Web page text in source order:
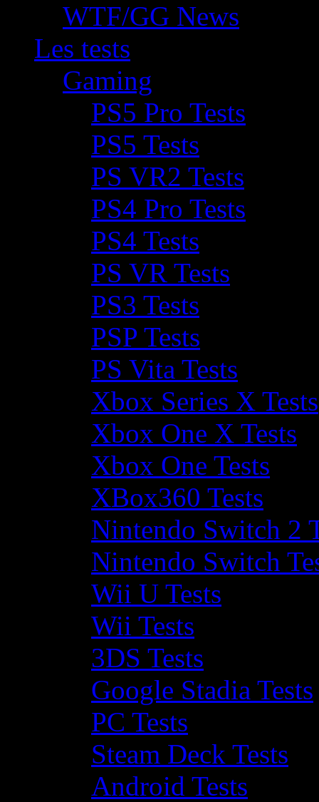
WTF/GG News
Les tests
Gaming
PS5 Pro Tests
PS5 Tests
PS VR2 Tests
PS4 Pro Tests
PS4 Tests
PS VR Tests
PS3 Tests
PSP Tests
PS Vita Tests
Xbox Series X Tests
Xbox One X Tests
Xbox One Tests
XBox360 Tests
Nintendo Switch 2
Nintendo Switch
Wii U Tests
Wii Tests
3DS Tests
Google Stadia Tests
PC Tests
Steam Deck Tests
Android Tests